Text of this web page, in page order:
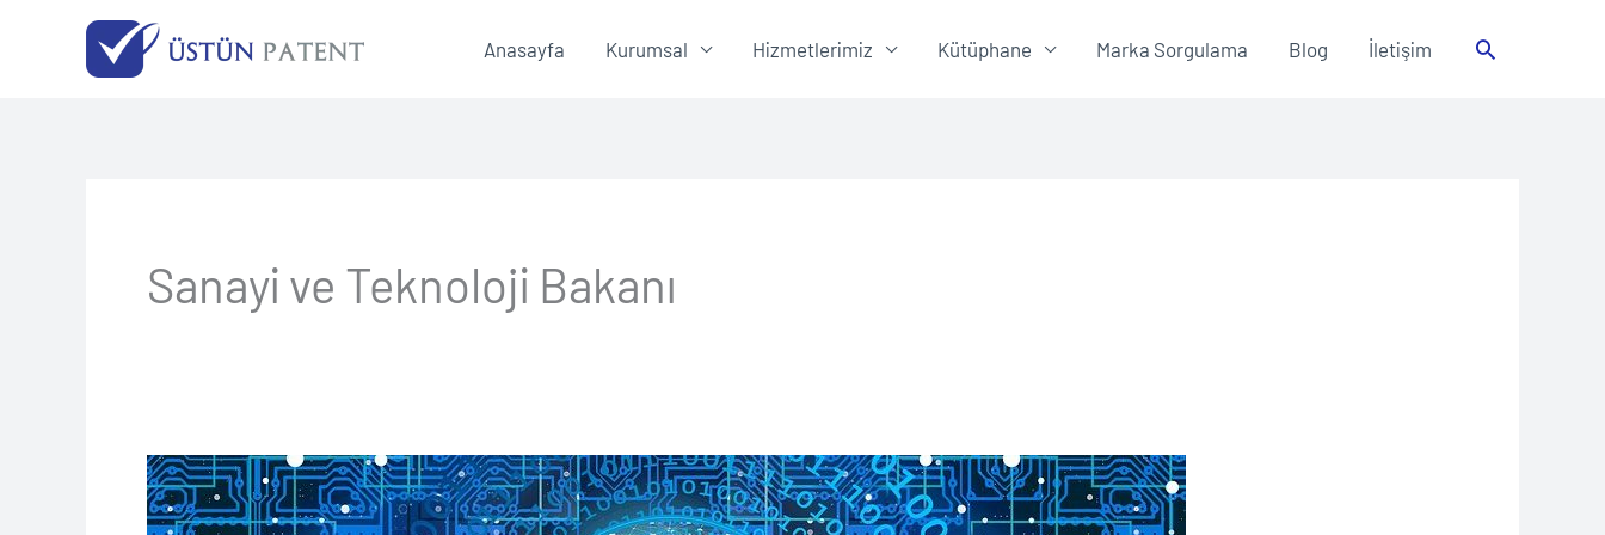
Anasayfa Kurumsal Hizmetlerimiz Kütüphane Marka Sorgulama Blog İletişim Arama
Sanayi ve Teknoloji Bakanı
Tübitak’tan
Girişimciler